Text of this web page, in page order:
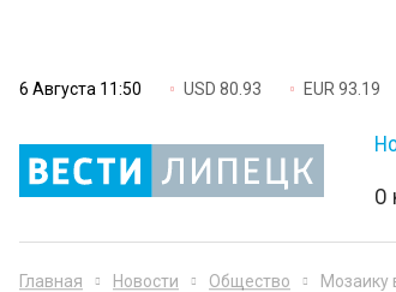
6 Августа 11:50 USD 80.93 EUR 93.19
О
Главная Новости Общество Мозаику